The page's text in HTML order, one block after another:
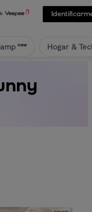
new Hogar &